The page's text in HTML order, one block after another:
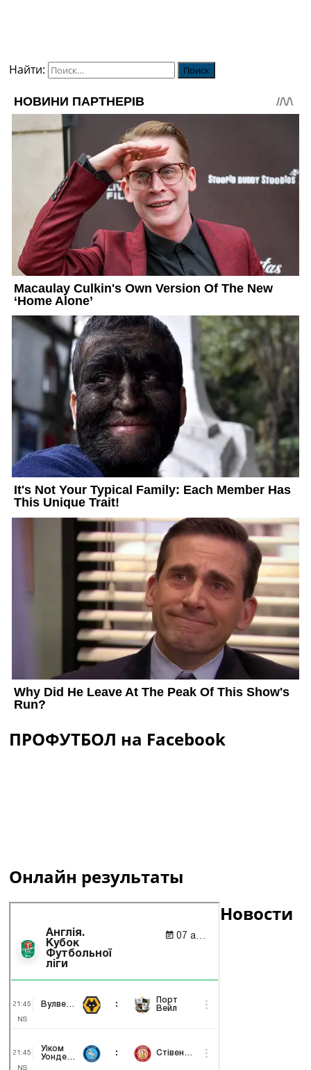
Найти:
ПРОФУТБОЛ на Facebook
Онлайн результаты
Новости